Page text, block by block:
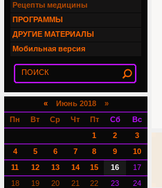
Рецепты медицины
ПРОГРАММЫ
ДРУГИЕ МАТЕРИАЛЫ
Мобильная версия
«Июнь 2018 »
Пн
Вт Ср Чт Пт Сб
Вс
1
2
3
4
5 6 7 8 9
10
11
12 13 14 15 16
17
18
19 20 21 22 23
24